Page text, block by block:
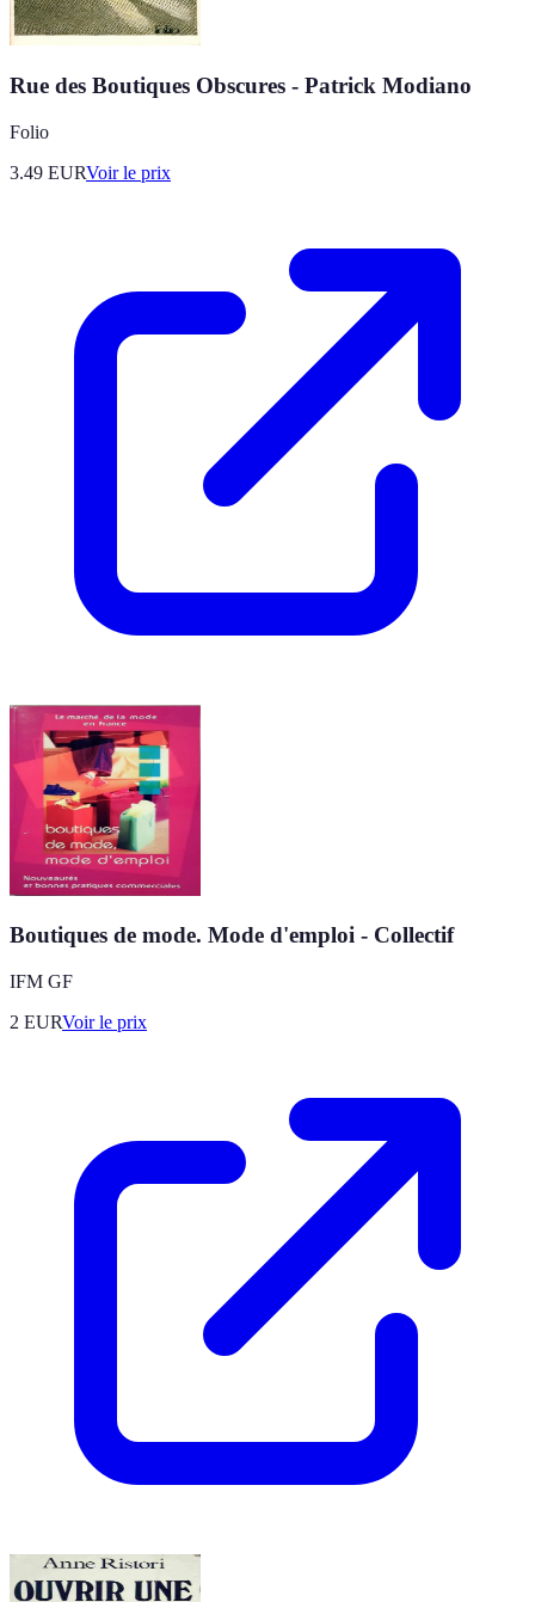
Rue des Boutiques Obscures - Patrick Modiano
Folio
3.49 EURVoir le prix
Boutiques de mode. Mode d'emploi - Collectif
IFM GF
2 EURVoir le prix